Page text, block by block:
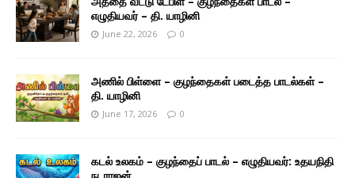
எழுதியவர் – தி. யாழினி
June 22, 2026 0
அணில் பிள்ளை – குழந்தைகள் படைத்த பாடல்கள் –
தி. யாழினி
June 17, 2026 0
கடல் உலகம் – குழந்தைப் பாடல் – எழுதியவர்: உதயநிதி
நடராஜன்